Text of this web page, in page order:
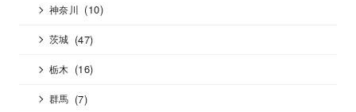
神奈川 (10)
茨城 (47)
栃木 (16)
群馬 (7)